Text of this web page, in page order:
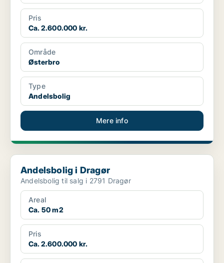
Pris
Ca. 2.600.000 kr.
Område
Østerbro
Type
Andelsbolig
Mere info
Andelsbolig i Dragør
Andelsbolig i Dragør
Andelsbolig til salg i 2791 Dragør
Areal
Ca. 50 m2
Pris
Ca. 2.600.000 kr.